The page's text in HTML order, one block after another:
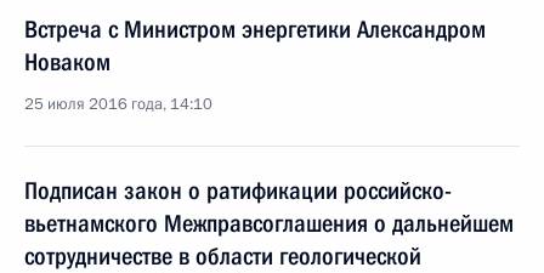
Встреча с Министром энергетики Александром
Новаком
25 июля 2016 года, 14:10
Подписан закон о ратификации российско-
вьетнамского Межправсоглашения о дальнейшем
сотрудничестве в области геологической